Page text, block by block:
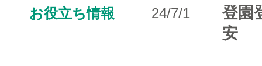
お役立ち情報 24/7/1
登園
安